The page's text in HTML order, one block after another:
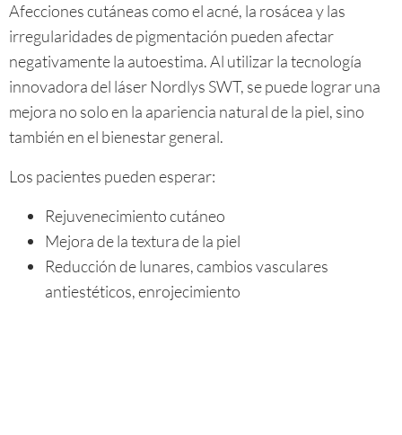
Afecciones cutáneas como el acné, la rosácea y las
irregularidades de pigmentación pueden afectar
negativamente la autoestima. Al utilizar la tecnología
innovadora del láser Nordlys SWT, se puede lograr una
mejora no solo en la apariencia natural de la piel, sino
también en el bienestar general.
Los pacientes pueden esperar:
Rejuvenecimiento cutáneo
Mejora de la textura de la piel
Reducción de lunares, cambios vasculares
antiestéticos, enrojecimiento